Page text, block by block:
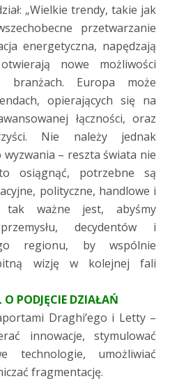
„Wielkie trendy, takie jak
przetwarzanie
energetyczna, napędzają
nowe możliwości
branżach. Europa może
opierających się na
łączności, oraz
Nie należy jednak
– reszta świata nie
osiągnąć, potrzebne są
polityczne, handlowe i
tak ważne jest, abyśmy
decydentów i
regionu, by wspólnie
wizję w kolejnej fali
O PODJĘCIE DZIAŁAŃ
Draghi’ego i Letty –
innowacje, stymulować
technologie, umożliwiać
fragmentację.